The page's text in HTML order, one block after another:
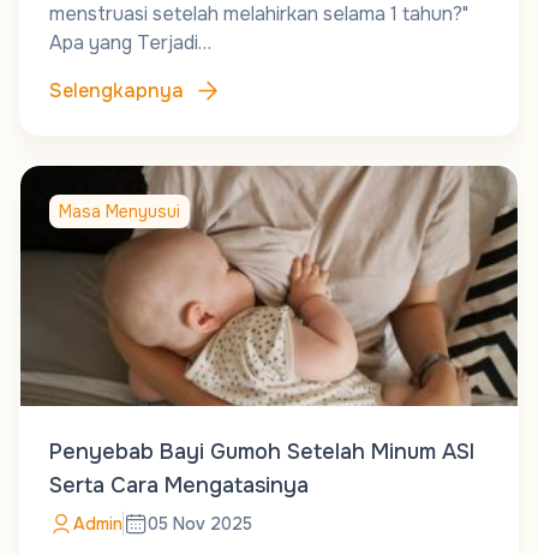
menstruasi setelah melahirkan selama 1 tahun?"
Apa yang Terjadi…
Selengkapnya
Masa Menyusui
Penyebab Bayi Gumoh Setelah Minum ASI
Serta Cara Mengatasinya
Admin 05 Nov 2025